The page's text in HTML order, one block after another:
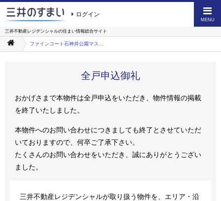
ログイン
MENU
三井不動産レジデンシャルの住まい情報総合サイト
全戸申込御礼
おかげさまで本物件は全戸申込をいただき、物件情報の掲載
を終了いたしました。
本物件へのお問い合わせにつきましても終了とさせていただ
いておりますので、何卒ご了承下さい。
たくさんのお問い合わせをいただき、誠にありがとうござい
ました。
三井不動産レジデンシャルが取り扱う物件を、エリア・沿